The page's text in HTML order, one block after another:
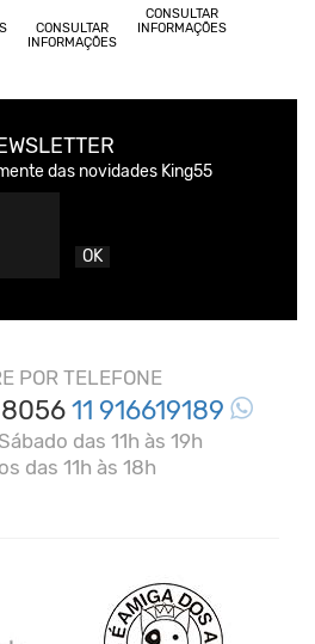
CONSULTAR
INFORMAÇÕES
CONSULTAR
INFORMAÇÕES
das novidades King55
OK
POR TELEFONE
11 916619189
das 11h às 19h
das 11h às 18h